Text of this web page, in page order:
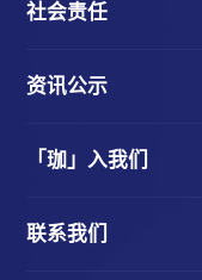
社会责任
资讯公示
「珈」入我们
联系我们